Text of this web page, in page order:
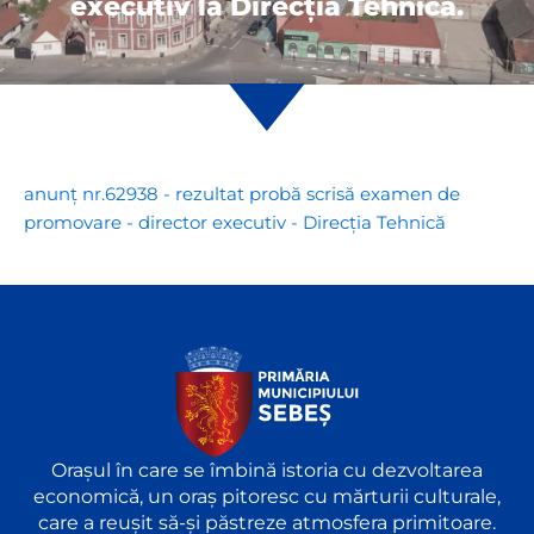
executiv la Direcția Tehnică.
anunț nr.62938 - rezultat probă scrisă examen de
promovare - director executiv - Direcția Tehnică
Orașul în care se îmbină istoria cu dezvoltarea
economică, un oraș pitoresc cu mărturii culturale,
care a reușit să-și păstreze atmosfera primitoare.